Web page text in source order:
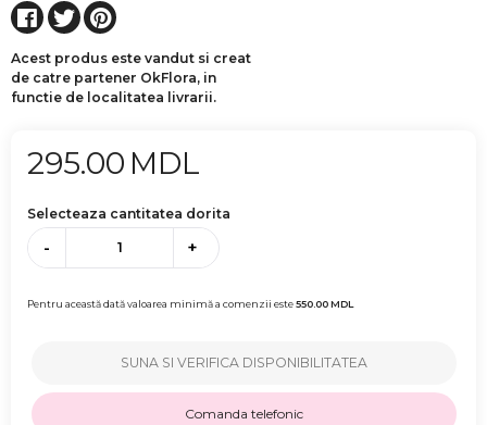
Acest produs este vandut si creat
de catre partener OkFlora, in
functie de localitatea livrarii.
295.00 MDL
Selecteaza cantitatea dorita
- +
Pentru această dată valoarea minimă a comenzii este550.00MDL
SUNA SI VERIFICA DISPONIBILITATEA
Comanda telefonic